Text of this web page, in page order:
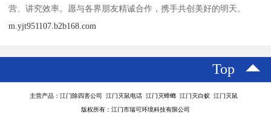
营、讲究效率。愿与各界朋友精诚合作，携手共创美好的明天。
m.yjt951107.b2b168.com
Top
主营产品：江门除四害公司 江门灭鼠电话 江门灭蟑螂 江门灭白蚁 江门灭鼠
版权所有：江门市瑞可环境科技有限公司